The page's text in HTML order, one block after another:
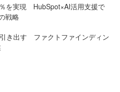
を実現 HubSpot×AI活用支援で
戦略
き出す ファクトファインディン